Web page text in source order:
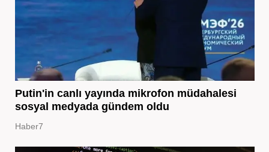
Putin'in canlı yayında mikrofon müdahalesi
sosyal medyada gündem oldu
Haber7